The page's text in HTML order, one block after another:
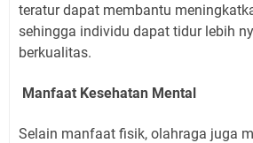
teratur dapat membantu
sehingga individu dapat tidur lebih
berkualitas.
Manfaat Kesehatan Mental
Selain manfaat fisik, olahraga juga